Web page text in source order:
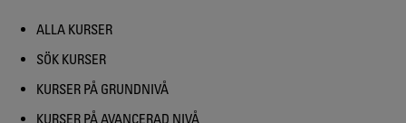
ALLA KURSER
SÖK KURSER
KURSER PÅ GRUNDNIVÅ
KURSER PÅ AVANCERAD NIVÅ